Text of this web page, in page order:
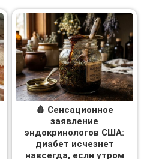
🩸 Сенсационное
заявление
эндокринологов США:
диабет исчезнет
навсегда, если утром